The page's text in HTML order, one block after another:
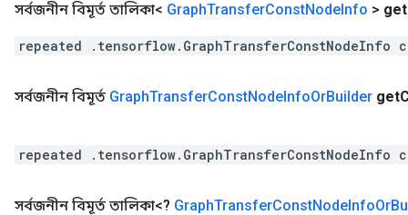
সর্বজনীন বিমূর্ত তালিকা< GraphTransferConstNodeInfo > get
repeated .tensorflow.GraphTransferConstNodeInfo
সর্বজনীন বিমূর্ত GraphTransferConstNodeInfoOrBuilder get
repeated .tensorflow.GraphTransferConstNodeInfo
সর্বজনীন বিমূর্ত তালিকা<? GraphTransferConstNodeInfoOr